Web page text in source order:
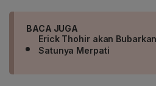
BACA JUGA
Erick Thohir akan
Satunya Merpati